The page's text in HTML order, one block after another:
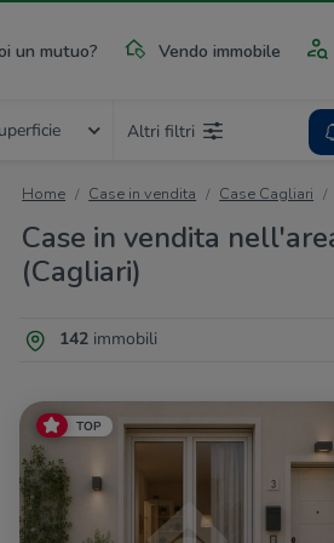
un mutuo? Vendo immobile
Altri filtri
Home Case in vendita Case Cagliari
Case in vendita
(Cagliari)
142immobili
TOP